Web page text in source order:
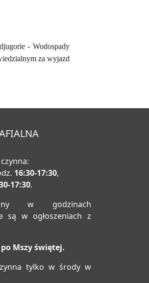
- Wodospady
za wyjazd
16:30-17:30,
17:30.
w godzinach
są w ogłoszeniach z
Mszy świętej.
tylko w środy w